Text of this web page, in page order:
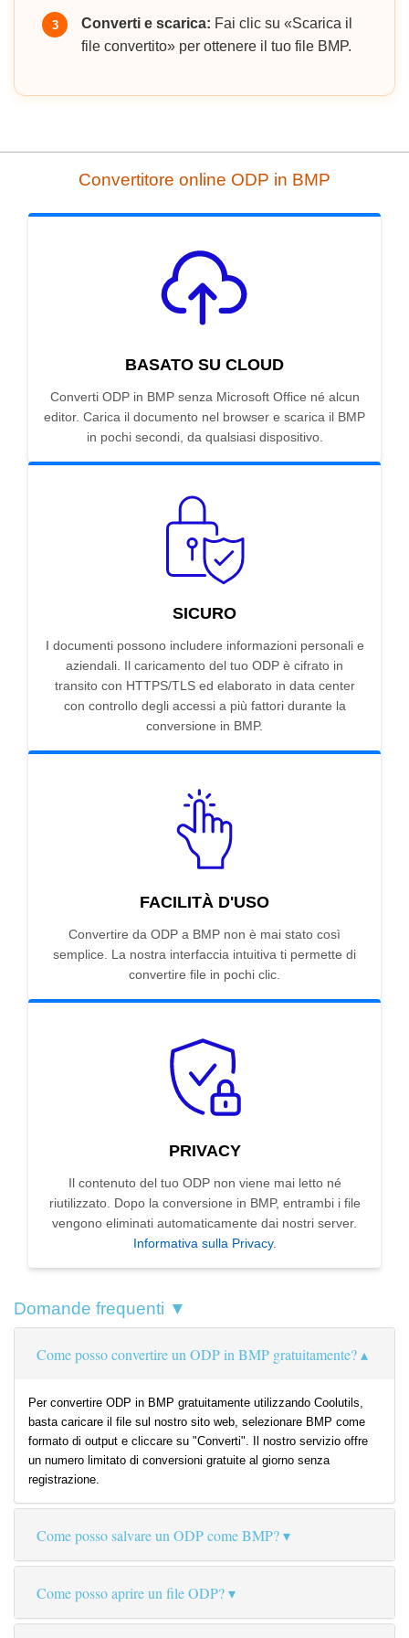
3 Converti e scarica: Fai clic su «Scarica il
file convertito» per ottenere il tuo file BMP.
Convertitore online ODP in BMP
BASATO SU CLOUD
Converti ODP in BMP senza Microsoft Office né alcun
editor. Carica il documento nel browser e scarica il BMP
in pochi secondi, da qualsiasi dispositivo.
SICURO
I documenti possono includere informazioni personali e
aziendali. Il caricamento del tuo ODP è cifrato in
transito con HTTPS/TLS ed elaborato in data center
con controllo degli accessi a più fattori durante la
conversione in BMP.
FACILITÀ D'USO
Convertire da ODP a BMP non è mai stato così
semplice. La nostra interfaccia intuitiva ti permette di
convertire file in pochi clic.
PRIVACY
Il contenuto del tuo ODP non viene mai letto né
riutilizzato. Dopo la conversione in BMP, entrambi i file
vengono eliminati automaticamente dai nostri server.
Informativa sulla Privacy.
Domande frequenti ▼
Come posso convertire un ODP in BMP gratuitamente?
Per convertire ODP in BMP gratuitamente utilizzando Coolutils,
basta caricare il file sul nostro sito web, selezionare BMP come
formato di output e cliccare su "Converti". Il nostro servizio offre
un numero limitato di conversioni gratuite al giorno senza
registrazione.
Come posso salvare un ODP come BMP?
Come posso aprire un file ODP?